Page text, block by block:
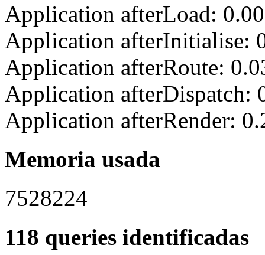
Application afterLoad:
Application afterInitialise:
Application afterRoute:
Application afterDispatch:
Application afterRender:
Memoria usada
7528224
118 queries identificadas